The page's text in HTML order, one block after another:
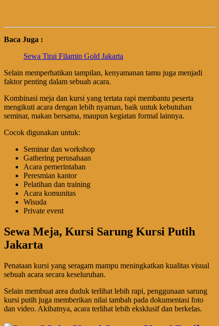
Baca Juga :
Sewa Tirai Filamin Gold Jakarta
Selain memperhatikan tampilan, kenyamanan tamu juga menjadi
faktor penting dalam sebuah acara.
Kombinasi meja dan kursi yang tertata rapi membantu peserta
mengikuti acara dengan lebih nyaman, baik untuk kebutuhan
seminar, makan bersama, maupun kegiatan formal lainnya.
Cocok digunakan untuk:
Seminar dan workshop
Gathering perusahaan
Acara pemerintahan
Peresmian kantor
Pelatihan dan training
Acara komunitas
Wisuda
Private event
Sewa Meja, Kursi Sarung Kursi Putih
Jakarta
Penataan kursi yang seragam mampu meningkatkan kualitas visual
sebuah acara secara keseluruhan.
Selain membuat area duduk terlihat lebih rapi, penggunaan sarung
kursi putih juga memberikan nilai tambah pada dokumentasi foto
dan video. Akibatnya, acara terlihat lebih eksklusif dan berkelas.